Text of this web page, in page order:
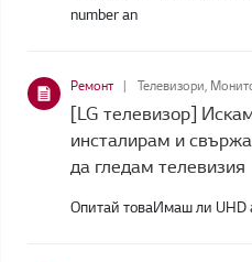
number an
Ремонт Телевизори,
[LG телевизор]
инсталирам и
да гледам телевизия
Опитай товаИмаш ли